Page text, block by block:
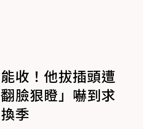
收！他拔插頭遭
翻臉狠瞪」嚇到求
季